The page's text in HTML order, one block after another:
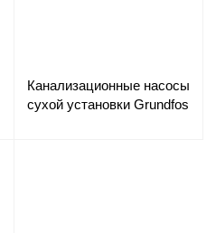
Канализационные насосы
сухой установки Grundfos